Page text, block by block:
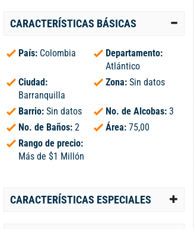
CARACTERÍSTICAS BÁSICAS
País: Colombia
Departamento:
Atlántico
Ciudad:
Barranquilla
Zona: Sin datos
Barrio: Sin datos No. de Alcobas: 3
No. de Baños: 2 Área: 75,00
Rango de precio:
Más de $1 Millón
CARACTERÍSTICAS ESPECIALES